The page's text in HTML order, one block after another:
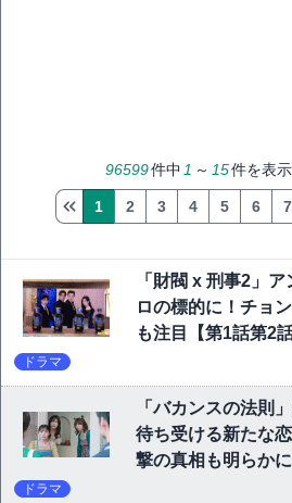
96599件中 1 ～ 15件を表
1 2 3 4 5 6 7
「財閥 x 刑事2」
ロの標的に！チョ
も注目【第1話第2話
ドラマ
「バカンスの法則
待ち受ける新たな
撃の真相も明らかに
ドラマ